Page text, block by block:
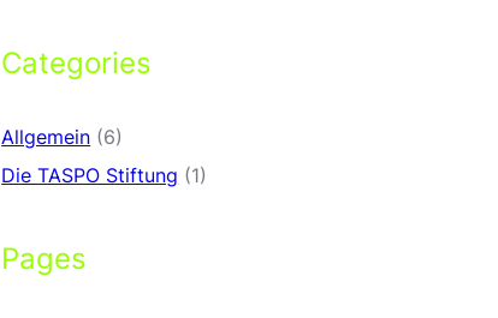
Categories
Allgemein (6)
Die TASPO Stiftung (1)
Pages